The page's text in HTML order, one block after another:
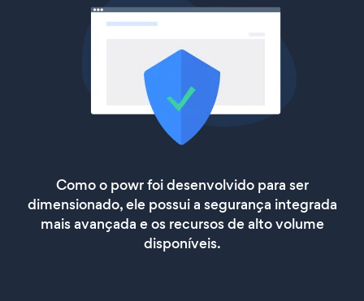
Como o powr foi desenvolvido para ser
dimensionado, ele possui a segurança integrada
mais avançada e os recursos de alto volume
disponíveis.